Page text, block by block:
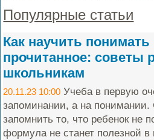
Популярные статьи
Как научить понимать
прочитанное: советы
школьникам
20.11.23 10:00 Учеба в первую
запоминании, а на
запомнить то, что ребенок не
формула не станет полезной в